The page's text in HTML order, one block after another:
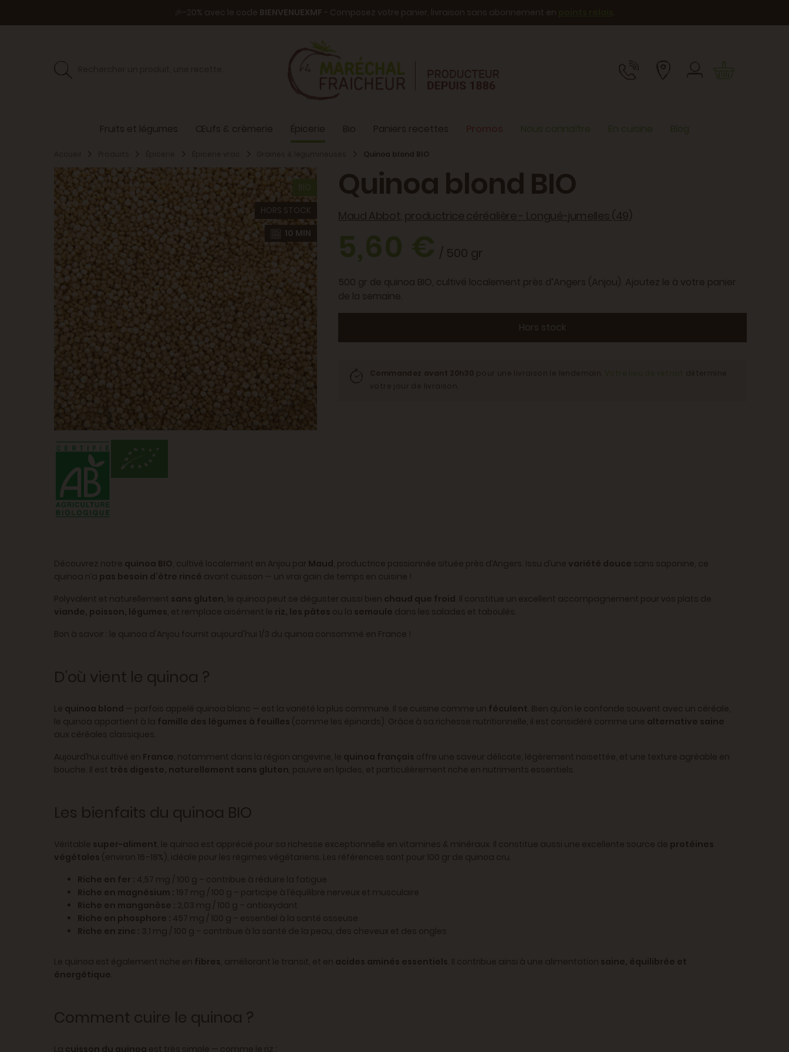
🎉-20% avec le code BIENVENUEXMF - Composez votre panier, livraison sans abonnement en .
Fruits et légumes Œufs & crèmerie Épicerie Bio Paniers recettes Nous connaître En cuisine Blog
Quinoa blond BIO
BIO
HORS STOCK
10 MIN
Quinoa blond BIO
Maud Abbot, productrice céréalière - Longué-jumelles (49)
5,60 €/ 500 gr
500 gr de quinoa BIO, cultivé localement près d’Angers (Anjou). Ajoutez le à votre panier
de la semaine.
Hors stock
Découvrez notre quinoa BIO, cultivé localement en Anjou par Maud, productrice passionnée située près d’Angers. Issu d’une variété douce sans saponine, ce
quinoa n’a pas besoin d’être rincé avant cuisson — un vrai gain de temps en cuisine !
Polyvalent et naturellement sans gluten, le quinoa peut se déguster aussi bien chaud que froid. Il constitue un excellent accompagnement pour vos plats de
viande, poisson, légumes, et remplace aisément le riz, les pâtes ou la semoule dans les salades et taboulés.
Bon à savoir : le quinoa d'Anjou fournit aujourd'hui 1/3 du quinoa consommé en France !
D’où vient le quinoa ?
Le quinoa blond — parfois appelé quinoa blanc — est la variété la plus commune. Il se cuisine comme un féculent. Bien qu’on le confonde souvent avec un céréale,
le quinoa appartient à la famille des légumes à feuilles (comme les épinards). Grâce à sa richesse nutritionnelle, il est considéré comme une alternative saine
aux céréales classiques.
Aujourd’hui cultivé en France, notamment dans la région angevine, le quinoa français offre une saveur délicate, légèrement noisettée, et une texture agréable en
bouche. Il est très digeste, naturellement sans gluten, pauvre en lipides, et particulièrement riche en nutriments essentiels.
Les bienfaits du quinoa BIO
Véritable super-aliment, le quinoa est apprécié pour sa richesse exceptionnelle en vitamines & minéraux. Il constitue aussi une excellente source de protéines
végétales (environ 16–18%), idéale pour les régimes végétariens. Les références sont pour 100 gr de quinoa cru.
Riche en fer : 4,57 mg / 100 g – contribue à réduire la fatigue
Riche en magnésium : 197 mg / 100 g – participe à l’équilibre nerveux et musculaire
Riche en manganèse : 2,03 mg / 100 g – antioxydant
Riche en phosphore : 457 mg / 100 g – essentiel à la santé osseuse
Riche en zinc : 3,1 mg / 100 g – contribue à la santé de la peau, des cheveux et des ongles
Le quinoa est également riche en fibres, améliorant le transit, et en acides aminés essentiels. Il contribue ainsi à une alimentation saine, équilibrée et
énergétique.
Comment cuire le quinoa ?
La cuisson du quinoa est très simple — comme le riz :